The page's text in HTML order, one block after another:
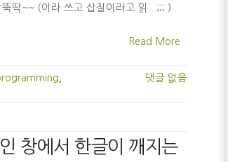
딱~~ (이라 쓰고 삽질이라고 읽...;;; )
Read More
댓글 없음
창에서 한글이 깨지는